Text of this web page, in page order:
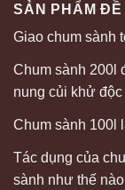
SẢN PHẨM ĐỀ
Giao chum sành
Chum sành 200l
nung củi khử độc
Chum sành 100l
Tác dụng của
sành như thế nào